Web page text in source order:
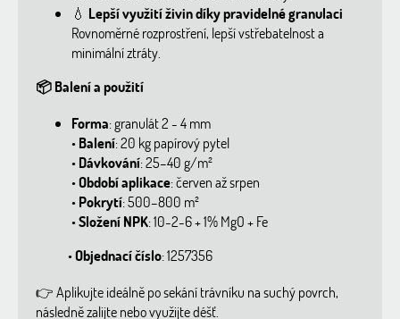
💧 Lepší využití živin díky pravidelné granulaci
Rovnoměrné rozprostření, lepší vstřebatelnost a
minimální ztráty.
📦Balení a použití
Forma: granulát 2 - 4 mm
•Balení: 20 kg papírový pytel
•Dávkování: 25–40 g/m²
•Období aplikace: červen až srpen
•Pokrytí: 500–800 m²
•Složení NPK: 10-2-6 + 1% MgO + Fe
•Objednací číslo: 1257356
👉Aplikujte ideálně po sekání trávníku na suchý povrch,
následně zalijte nebo využijte déšť.